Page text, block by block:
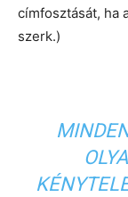
címfosztását, ha
szerk.)